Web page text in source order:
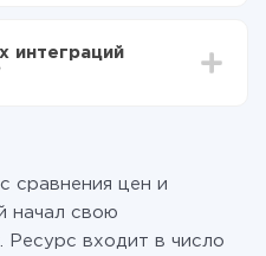
только количество
из одной
Подробнее
интеграций
сравнения цен и
начал свою
Ресурс входит в число